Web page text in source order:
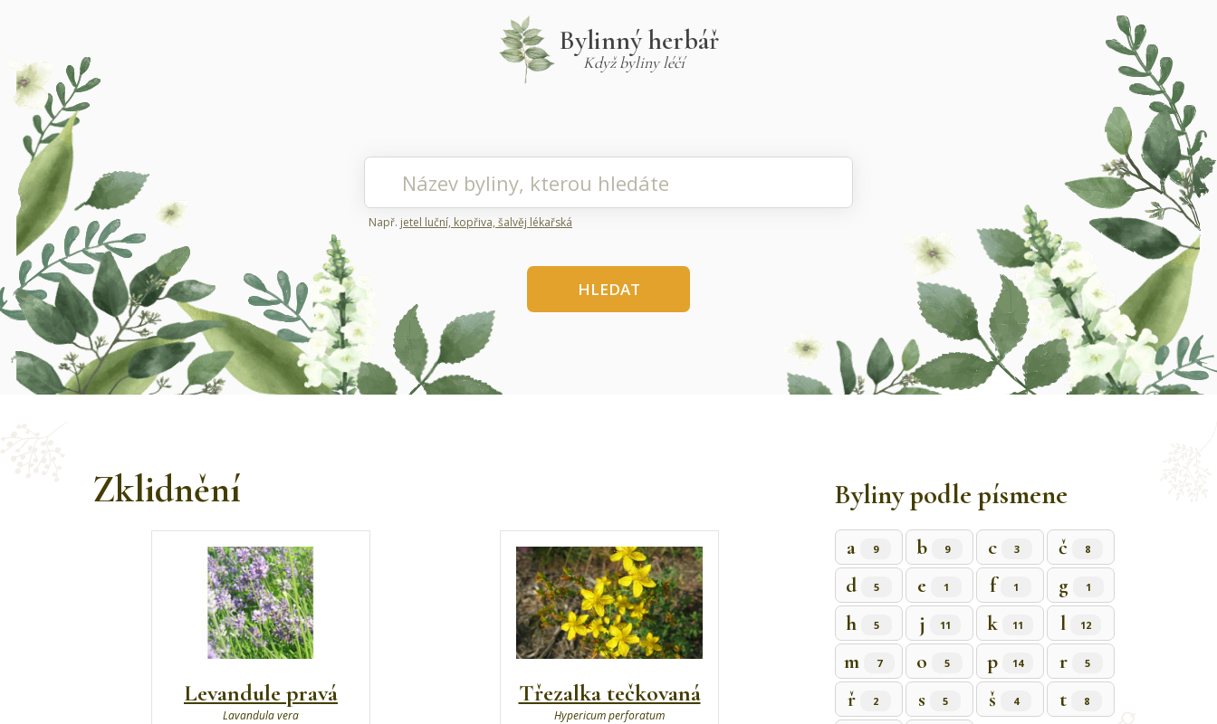
Bylinný herbář
Když byliny léčí
Např. jetel luční, kopřiva, šalvěj lékařská
HLEDAT
Zklidnění
Levandule pravá
Lavandula vera
Třezalka tečkovaná
Hypericum perforatum
Byliny podle písmene
a 9 b 9 c 3 č 8
d 5 e 1 f 1 g 1
h 5 j 11 k 11 l 12
m 7 o 5 p 14 r 5
ř 2 s 5 š 4 t 8